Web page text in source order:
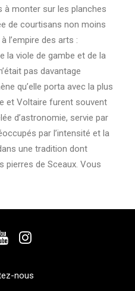
à monter sur les planches
de courtisans non moins
l’empire des arts :
la viole de gambe et de la
pas davantage
qu’elle porta avec la plus
et Voltaire furent souvent
d’astronomie, servie par
par l’intensité et la
une tradition dont
pierres de Sceaux. Vous
nous